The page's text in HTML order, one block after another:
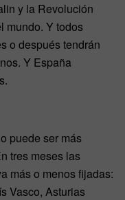
y la Revolución
mundo. Y todos
o después tendrán
Y España
puede ser más
tres meses las
más o menos fijadas:
Vasco, Asturias